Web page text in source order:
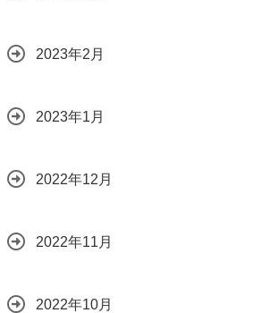
2023年2月
2023年1月
2022年12月
2022年11月
2022年10月